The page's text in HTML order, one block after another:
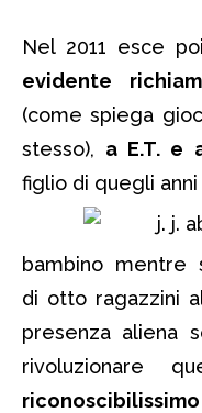
Nel 2011 esce
evidente
(come spiega
stesso), a E.T. e
figlio di quegli
bambino mentre
di otto ragazzini
presenza aliena
rivoluzionare